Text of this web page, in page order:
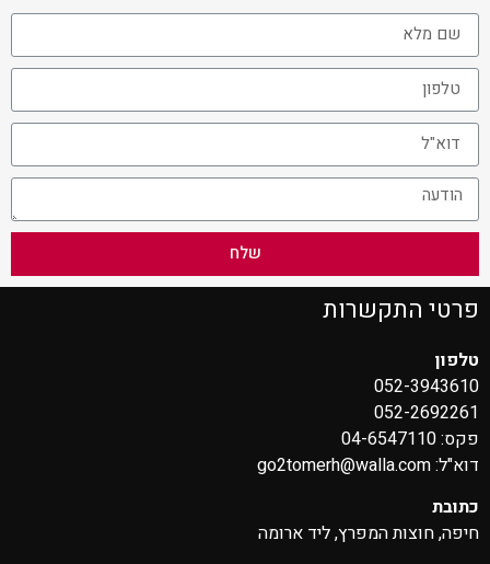
שלח
פרטי התקשרות
טלפון
052-3943610
052-2692261
פקס: 04-6547110
דוא"ל:go2tomerh@walla.com
כתובת
חיפה, חוצות המפרץ, ליד ארומה